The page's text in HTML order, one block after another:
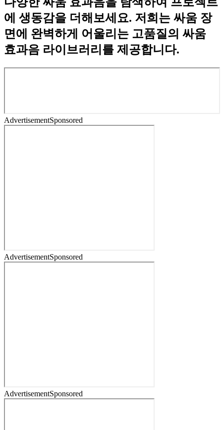
에 생동감을 더해보세요. 저희는 싸움 장
면에 완벽하게 어울리는 고품질의 싸움
효과음 라이브러리를 제공합니다.
AdvertisementSponsored
AdvertisementSponsored
AdvertisementSponsored